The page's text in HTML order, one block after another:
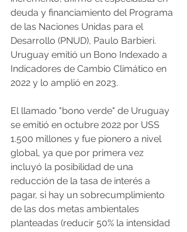
deuda y financiamiento del Programa
de las Naciones Unidas para el
Desarrollo (PNUD), Paulo Barbieri.
Uruguay emitió un Bono Indexado a
Indicadores de Cambio Climático en
2022 y lo amplió en 2023.
El llamado "bono verde" de Uruguay
se emitió en octubre 2022 por USS
1.500 millones y fue pionero a nivel
global, ya que por primera vez
incluyó la posibilidad de una
reducción de la tasa de interés a
pagar, si hay un sobrecumplimiento
de las dos metas ambientales
planteadas (reducir 50% la intensidad